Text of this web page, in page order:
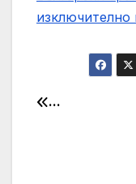
изключително
Post
…